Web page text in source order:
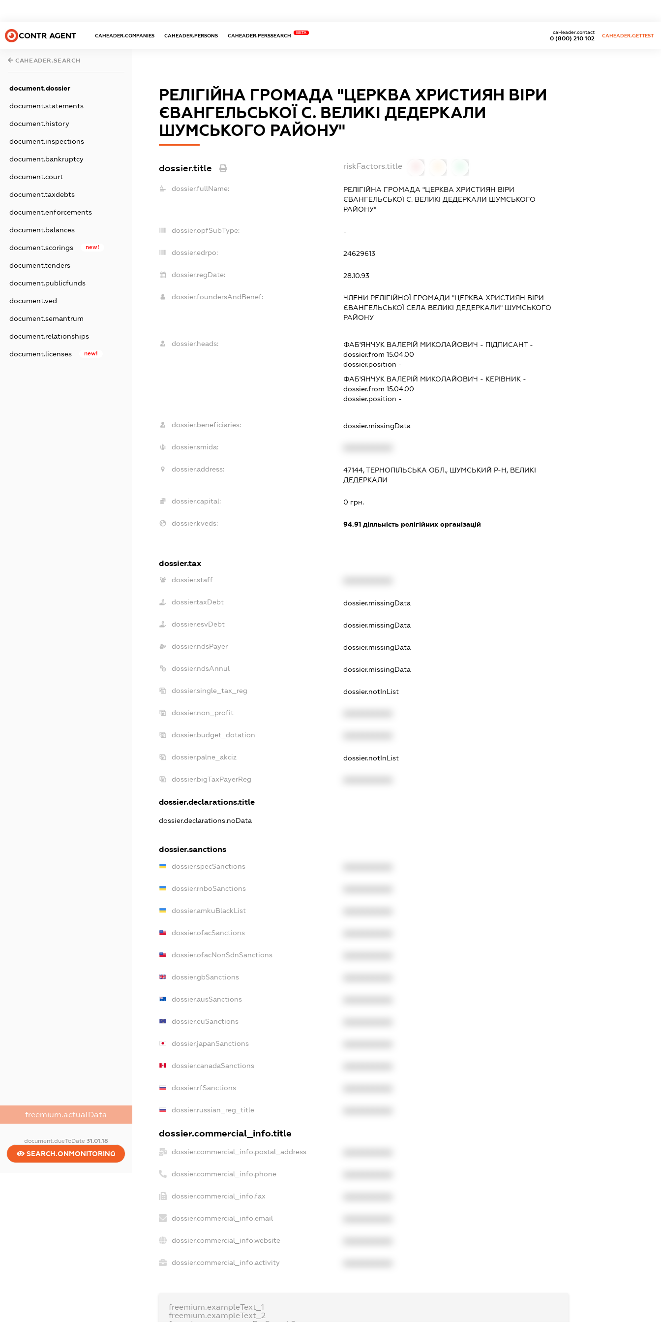
CONTR AGENT CAHEADER.COMPANIES CAHEADER.PERSONS CAHEADER.PERSSEARCH
BETA
0 (800) 210 102
caHeader.contact
CAHEADER.GETTEST
CAHEADER.SEARCH
document.dossier
document.statements
document.history
document.inspections
document.bankruptcy
document.court
document.taxdebts
document.enforcements
document.balances
document.scorings new!
document.tenders
document.publicfunds
document.ved
document.semantrum
document.relationships
document.licenses new!
freemium.actualData
document.dueToDate 31.01.18
SEARCH.ONMONITORING
РЕЛІГІЙНА ГРОМАДА "ЦЕРКВА ХРИСТИЯН ВІРИ
ЄВАНГЕЛЬСЬКОЇ С. ВЕЛИКІ ДЕДЕРКАЛИ
ШУМСЬКОГО РАЙОНУ"
dossier.title riskFactors.title
dossier.fullName:
РЕЛІГІЙНА ГРОМАДА "ЦЕРКВА ХРИСТИЯН ВІРИ
ЄВАНГЕЛЬСЬКОЇ С. ВЕЛИКІ ДЕДЕРКАЛИ ШУМСЬКОГО
РАЙОНУ"
dossier.opfSubType: -
dossier.edrpo: 24629613
dossier.regDate: 28.10.93
dossier.foundersAndBenef:
ЧЛЕНИ РЕЛІГІЙНОЇ ГРОМАДИ "ЦЕРКВА ХРИСТИЯН ВІРИ
ЄВАНГЕЛЬСЬКОЇ СЕЛА ВЕЛИКІ ДЕДЕРКАЛИ" ШУМСЬКОГО
РАЙОНУ
dossier.heads: ФАБ'ЯНЧУК ВАЛЕРІЙ МИКОЛАЙОВИЧ - ПІДПИСАНТ-
dossier.from 15.04.00
dossier.position -
ФАБ'ЯНЧУК ВАЛЕРІЙ МИКОЛАЙОВИЧ - КЕРІВНИК -
dossier.from 15.04.00
dossier.position -
dossier.beneficiaries: dossier.missingData
dossier.smida:
dossier.address:
47144, ТЕРНОПІЛЬСЬКА ОБЛ., ШУМСЬКИЙ Р-Н, ВЕЛИКІ
ДЕДЕРКАЛИ
dossier.capital: 0 грн.
dossier.kveds: 94.91діяльність релігійних організацій
dossier.tax
dossier.staff
dossier.taxDebt dossier.missingData
dossier.esvDebt dossier.missingData
dossier.ndsPayer dossier.missingData
dossier.ndsAnnul dossier.missingData
dossier.single_tax_reg dossier.notInList
dossier.non_profit
dossier.budget_dotation
dossier.palne_akciz dossier.notInList
dossier.bigTaxPayerReg
dossier.declarations.title
dossier.declarations.noData
dossier.sanctions
dossier.specSanctions
dossier.rnboSanctions
dossier.amkuBlackList
dossier.ofacSanctions
dossier.ofacNonSdnSanctions
dossier.gbSanctions
dossier.ausSanctions
dossier.euSanctions
dossier.japanSanctions
dossier.canadaSanctions
dossier.rfSanctions
dossier.russian_reg_title
dossier.commercial_info.title
dossier.commercial_info.postal_address
dossier.commercial_info.phone
dossier.commercial_info.fax
dossier.commercial_info.email
dossier.commercial_info.website
dossier.commercial_info.activity
freemium.exampleText_1
freemium.exampleText_2